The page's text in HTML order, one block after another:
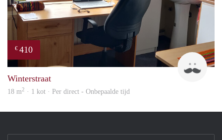
€ 410
Winterstraat
18 m2 · 1 kot · Per direct - Onbepaalde tijd